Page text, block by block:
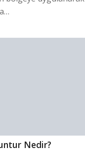
Nedir?